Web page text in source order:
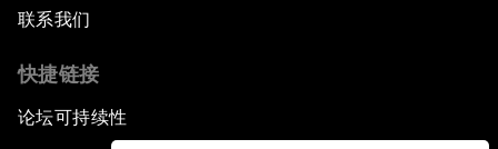
联系我们
快捷链接
论坛可持续性